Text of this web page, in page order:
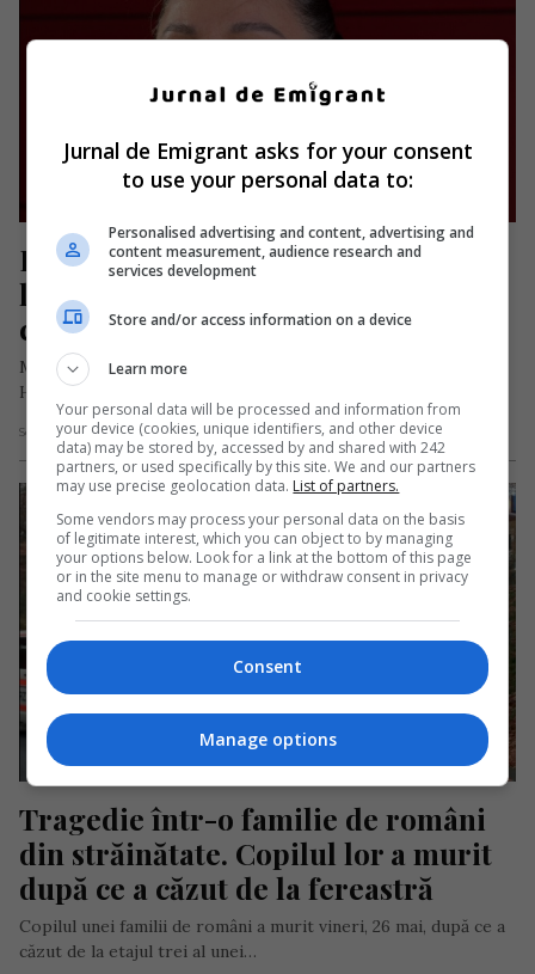
Români în străinătate: Speranța și
lupta pentru supraviețuire a unui
cuplu de conaționali
Mirabella și Ionel, doi români stabiliți în orașul german
Hamburg, sunt căsătoriți de 25 de ani. În vârstă de 41…
Scris de Redacția Jurnal de Emigrant - marți, 30 mai 2023
Tragedie într-o familie de români
din străinătate. Copilul lor a murit
după ce a căzut de la fereastră
Copilul unei familii de români a murit vineri, 26 mai, după ce a
căzut de la etajul trei al unei…
Jurnal de Emigrant asks for your consent
to use your personal data to:
Personalised advertising and content, advertising and
content measurement, audience research and
services development
Store and/or access information on a device
Learn more
Your personal data will be processed and information from
your device (cookies, unique identifiers, and other device
data) may be stored by, accessed by and shared with 242
partners, or used specifically by this site. We and our partners
may use precise geolocation data. List of partners.
Some vendors may process your personal data on the basis
of legitimate interest, which you can object to by managing
your options below. Look for a link at the bottom of this page
or in the site menu to manage or withdraw consent in privacy
and cookie settings.
Consent
Manage options